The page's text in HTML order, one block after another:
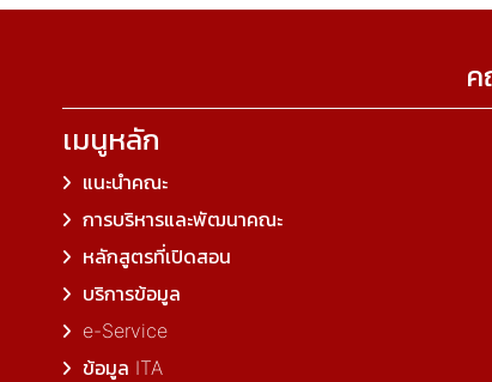
ค
เมนูหลัก
แนะนำคณะ
การบริหารและพัฒนาคณะ
หลักสูตรที่เปิดสอน
บริการข้อมูล
e-Service
ข้อมูล ITA